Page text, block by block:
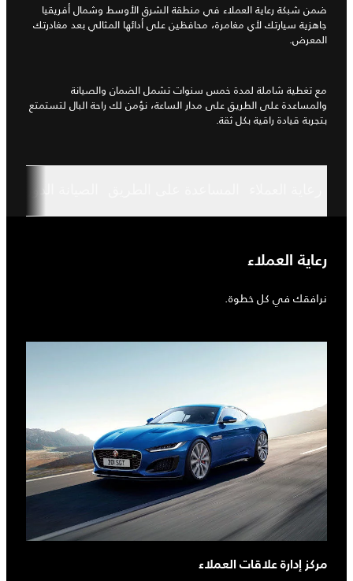
ضمن شبكة رعاية العملاء في منطقة الشرق الأوسط وشمال أفريقيا
جاهزية سيارتك لأي مغامرة، محافظين على أدائها المثالي بعد مغادرتك
المعرض.
مع تغطية شاملة لمدة خمس سنوات تشمل الضمان والصيانة
والمساعدة على الطريق على مدار الساعة، نؤمن لك راحة البال لتستمتع
بتجربة قيادة راقية بكل ثقة.
رعاية العملاء
نرافقك في كل خطوة.
مركز إدارة علاقات العملاء